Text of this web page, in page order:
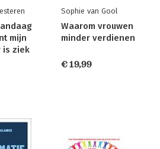
mijn
is ziek
Sophie van Gool
Waarom vrouwen
minder verdienen
€ 19,99